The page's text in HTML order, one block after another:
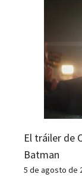
El tráiler de
Batman
5 de agosto de